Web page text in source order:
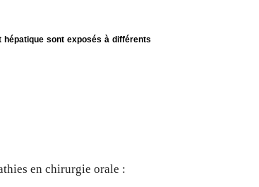
sont exposés à différents
en chirurgie orale :